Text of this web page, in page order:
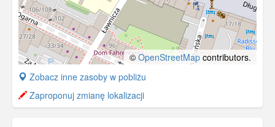
©OpenStreetMap contributors.
+
−
Zobacz inne zasoby w pobliżu
Zaproponuj zmianę lokalizacji